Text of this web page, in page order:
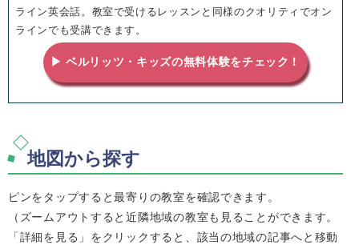
ライン英会話。教室で受けるレッスンと同様のクオリティでオン
ラインでも受講できます。
▶ ベルリッツ・キッズの無料体験をチェック！
地図から探す
ピンをタップすると最寄りの教室を確認できます。
（ズームアウトすると近隣地域の教室も見ることができます。
「詳細を見る」をクリックすると、該当の地域の記事へと移動